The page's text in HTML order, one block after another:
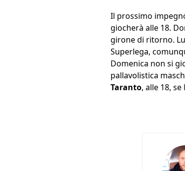
Il prossimo
giocherà alle 18.
girone di ritorno.
Superlega,
Domenica non si
pallavolistica
Taranto, alle 18,